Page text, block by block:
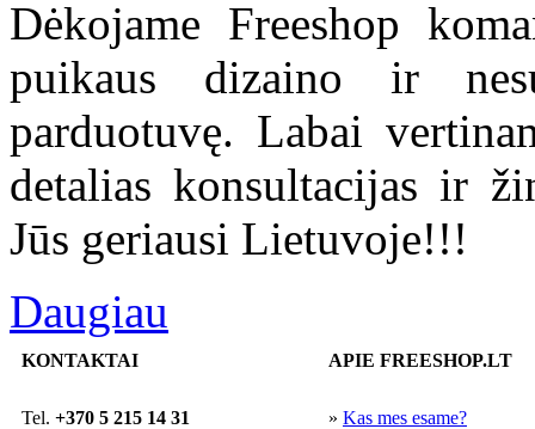
Dėkojame Freeshop
puikaus dizaino ir
parduotuvę. Labai
detalias konsultacijas ir
Jūs geriausi Lietuvoje!!!
Daugiau
KONTAKTAI APIE FREESHOP.LT
Tel. +370 5 215 14 31 » Kas mes esame?